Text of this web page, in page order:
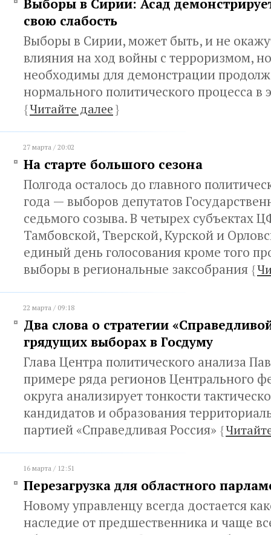
Выборы в Сирии: Асад
свою слабость
Выборы в Сирии, может быть, и не
влияния на ход войны с терроризмом,
необходимы для демонстрации
нормального политического процесса в
{Читайте далее}
27 марта / 20:02
На старте большого сезона
Полгода осталось до главного
года — выборов депутатов
седьмого созыва. В четырех субъектах
Тамбовской, Тверской, Курской и
единый день голосования кроме того
выборы в региональные заксобрания {
22 марта / 09:18
Два слова о стратегии
грядущих выборах в Госдуму
Глава Центра политического анализа
примере ряда регионов Центрального
округа анализирует тонкости
кандидатов и образования
партией «Справедливая Россия» {
16 марта / 12:51
Перезагрузка для областного
Новому управленцу всегда достается
наследие от предшественника и чаще